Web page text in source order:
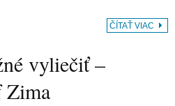
ČÍTAŤ VIAC
vyliečiť –
Zima